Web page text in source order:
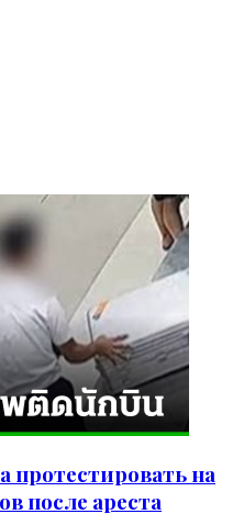
протестировать на
после ареста